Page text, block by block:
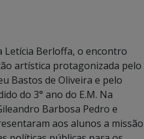
Berloffa, o encontro
artística protagonizada pelo
Bastos de Oliveira e pelo
do 3° ano do E.M. Na
Barbosa Pedro e
aos alunos a missão